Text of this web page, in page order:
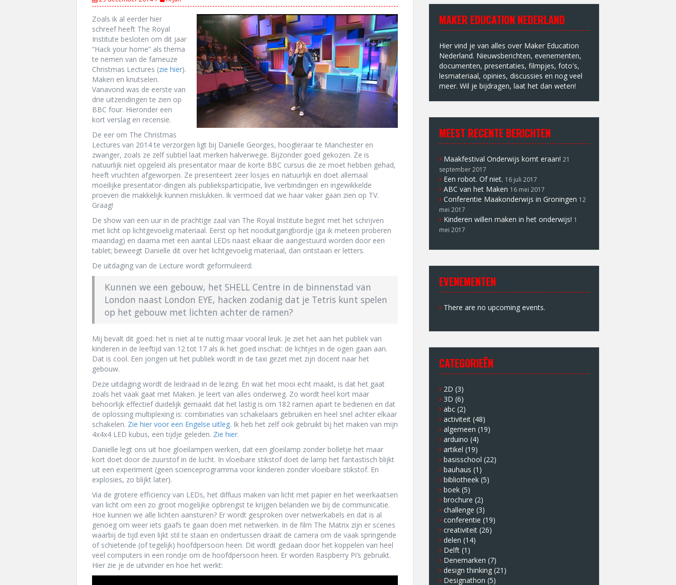
Zoals ik al eerder hier
schreef heeft The Royal
Institute besloten om dit jaar
“Hack your home” als thema
te nemen van de fameuze
Christmas Lectures (zie hier).
Maken en knutselen.
Vanavond was de eerste van
drie uitzendingen te zien op
BBC four. Hieronder een
kort verslag en recensie.
De eer om The Christmas
Lectures van 2014 te verzorgen ligt bij Danielle Georges, hoogleraar te Manchester en
zwanger, zoals ze zelf subtiel laat merken halverwege. Bijzonder goed gekozen. Ze is
natuurlijk niet opgeleid als presentator maar de korte BBC cursus die ze moet hebben gehad,
heeft vruchten afgeworpen. Ze presenteert zeer losjes en natuurlijk en doet allemaal
moeilijke presentator-dingen als publieksparticipatie, live verbindingen en ingewikkelde
proeven die makkelijk kunnen mislukken. Ik vermoed dat we haar vaker gaan zien op TV.
Graag!
De show van een uur in de prachtige zaal van The Royal Institute begint met het schrijven
met licht op lichtgevoelig materiaal. Eerst op het nooduitgangbordje (ga ik meteen proberen
maandag) en daarna met een aantal LEDs naast elkaar die aangestuurd worden door een
tablet; beweegt Danielle dit over het lichtgevoelig materiaal, dan ontstaan er letters.
De uitdaging van de Lecture wordt geformuleerd:
Kunnen we een gebouw, het SHELL Centre in de binnenstad van
London naast London EYE, hacken zodanig dat je Tetris kunt spelen
op het gebouw met lichten achter de ramen?
Mij bevalt dit goed: het is niet al te nuttig maar vooral leuk. Je ziet het aan het publiek van
kinderen in de leeftijd van 12 tot 17 als ik het goed inschat: de lichtjes in de ogen gaan aan.
Dat is cool. Een jongen uit het publiek wordt in de taxi gezet met zijn docent naar het
gebouw.
Deze uitdaging wordt de leidraad in de lezing. En wat het mooi echt maakt, is dat het gaat
zoals het vaak gaat met Maken. Je leert van alles onderweg. Zo wordt heel kort maar
behoorlijk effectief duidelijk gemaakt dat het lastig is om 182 ramen apart te bedienen en dat
de oplossing multiplexing is: combinaties van schakelaars gebruiken en heel snel achter elkaar
schakelen. Zie hier voor een Engelse uitleg. Ik heb het zelf ook gebruikt bij het maken van mijn
4x4x4 LED kubus, een tijdje geleden. Zie hier.
Danielle legt ons uit hoe gloeilampen werken, dat een gloeilamp zonder bolletje het maar
kort doet door de zuurstof in de lucht. In vloeibare stikstof doet de lamp het fantastisch blijkt
uit een experiment (geen scienceprogramma voor kinderen zonder vloeibare stikstof. En
explosies, zo blijkt later).
Via de grotere efficiency van LEDs, het diffuus maken van licht met papier en het weerkaatsen
van licht om een zo groot mogelijke opbrengst te krijgen belanden we bij de communicatie.
Hoe kunnen we alle lichten aansturen? Er wordt gesproken over netwerkabels en dat is al
genoeg om weer iets gaafs te gaan doen met netwerken. In de film The Matrix zijn er scenes
waarbij de tijd even lijkt stil te staan en ondertussen draait de camera om de vaak springende
of schietende (of tegelijk) hoofdpersoon heen. Dit wordt gedaan door het koppelen van heel
veel computers in een rondje om de hoofdpersoon heen. Er worden Raspberry Pi’s gebruikt.
Hier zie je de uitvinder en hoe het werkt:
MAKER EDUCATION NEDERLAND
Hier vind je van alles over Maker Education
Nederland. Nieuwsberichten, evenementen,
documenten, presentaties, filmpjes, foto's,
lesmateriaal, opinies, discussies en nog veel
meer. Wil je bijdragen, laat het dan weten!
MEEST RECENTE BERICHTEN
Maakfestival Onderwijs komt eraan! 21
september 2017
Een robot. Of niet. 16 juli 2017
ABC van het Maken 16 mei 2017
Conferentie Maakonderwijs in Groningen 12
mei 2017
Kinderen willen maken in het onderwijs! 1
mei 2017
EVENEMENTEN
There are no upcoming events.
CATEGORIEËN
2D (3)
3D (6)
abc (2)
activiteit (48)
algemeen (19)
arduino (4)
artikel (19)
basisschool (22)
bauhaus (1)
bibliotheek (5)
boek (5)
brochure (2)
challenge (3)
conferentie (19)
creativiteit (26)
delen (14)
Delft (1)
Denemarken (7)
design thinking (21)
Designathon (5)